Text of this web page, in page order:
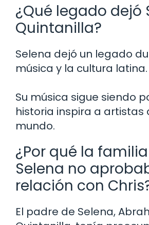
¿Qué legado dejó
Quintanilla?
Selena dejó un legado
música y la cultura latina.
Su música sigue siendo
historia inspira a artistas
mundo.
¿Por qué la
Selena no
relación con
El padre de Selena,